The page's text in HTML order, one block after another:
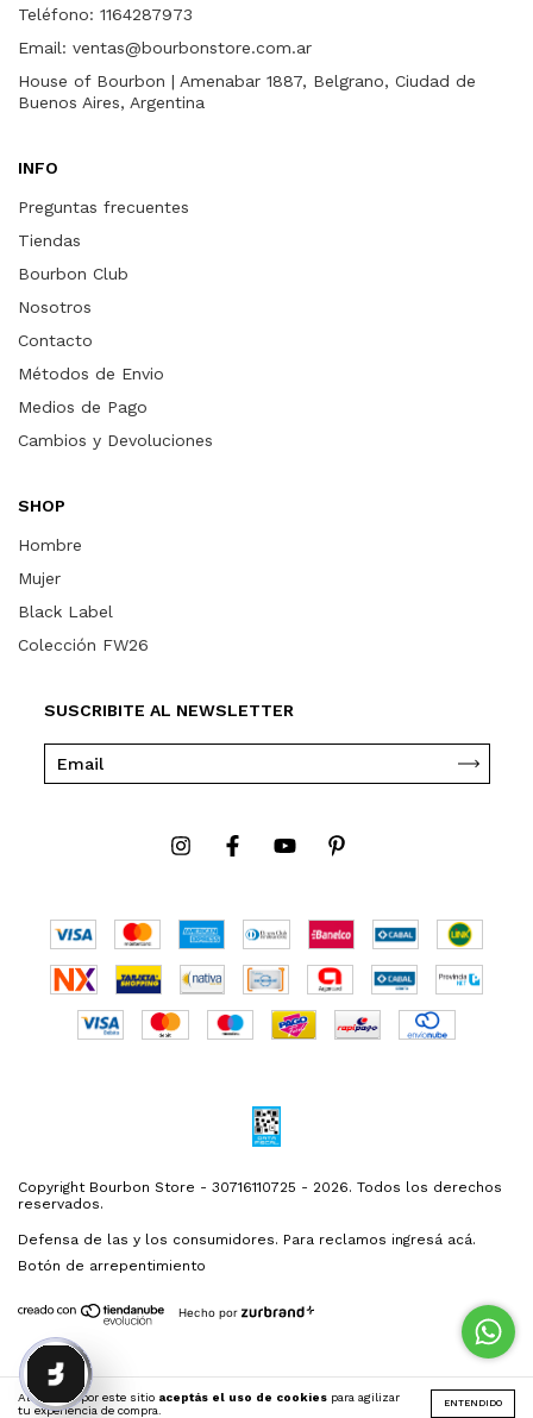
Al navegar por este sitio aceptás el uso de cookies para agilizar
tu experiencia de compra.
ENTENDIDO
Teléfono: 1164287973
Email: ventas@bourbonstore.com.ar
House of Bourbon | Amenabar 1887, Belgrano, Ciudad de
Buenos Aires, Argentina
INFO
Preguntas frecuentes
Tiendas
Bourbon Club
Nosotros
Contacto
Métodos de Envio
Medios de Pago
Cambios y Devoluciones
SHOP
Hombre
Mujer
Black Label
Colección FW26
SUSCRIBITE AL NEWSLETTER
Copyright Bourbon Store - 30716110725 - 2026. Todos los derechos
reservados.
Defensa de las y los consumidores. Para reclamos ingresá acá.
Botón de arrepentimiento
Hecho por